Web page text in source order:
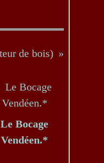
de bois)
Le Bocage
Vendéen.*